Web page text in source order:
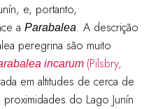
e, portanto,
a Parabalea. A descrição
peregrina são muito
incarum (Pilsbry,
em altitudes de cerca de
do Lago Junín